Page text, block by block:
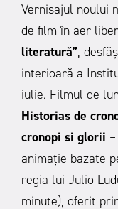
Vernisajul noului
de film în aer
literatură”,
interioară a
iulie. Filmul de
Historias de
cronopi si glorii
animație bazate
regia lui Julio
minute), oferit